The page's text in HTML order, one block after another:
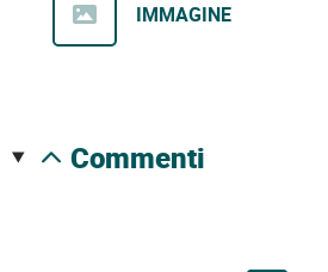
IMMAGINE
commenti